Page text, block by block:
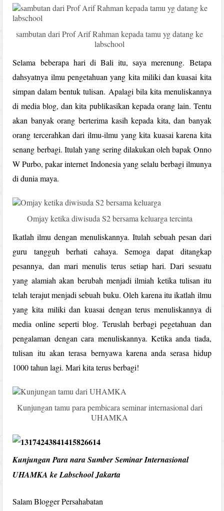
sambutan dari Prof Arif Rahman kepada tamu yg datang ke
labschool
Selama beberapa hari di Bali itu, saya merenung. Betapa
dahsyatnya ilmu pengetahuan yang kita miliki dan kuasai kita
simpan dalam bentuk tulisan. Apalagi bila kita menuliskannya
di media blog, dan kita publikasikan kepada orang lain. Tentu
akan banyak orang berterima kasih kepada kita, dan banyak
orang tercerahkan dari ilmu-ilmu yang kita kuasai karena kita
senang berbagi. Itulah yang sering dilakukan oleh bapak Onno
W Purbo, pakar internet Indonesia yang selalu berbagi ilmunya
di dunia maya.
Omjay ketika diwisuda S2 bersama keluarga tercinta
Ikatlah ilmu dengan menuliskannya. Itulah sebuah pesan dari
guru tangguh berhati cahaya. Semoga dapat ditangkap
pesannya, dan mari menulis terus setiap hari. Dari sesuatu
yang alamiah akan berubah menjadi ilmiah ketika tulisan itu
telah terajut menjadi sebuah buku. Oleh karena itu ikatlah ilmu
yang kita miliki dan kuasai dengan terus menuliskannya di
media online seperti blog. Teruslah berbagi pegetahuan dan
pengalaman dengan cara menuliskannya. Ketika anda tiada,
tulisan itu akan terasa bernyawa karena anda serasa hidup
1000 tahun lagi. Mari kita terus berbagi!
Kunjungan tamu para pembicara seminar internasional dari
UHAMKA
Kunjungan Para nara Sumber Seminar Internasional
UHAMKA ke Labschool Jakarta
Salam Blogger Persahabatan